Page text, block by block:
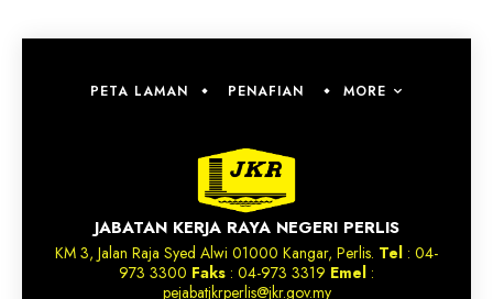
PETA LAMAN PENAFIAN MORE
JABATAN KERJA RAYA NEGERI PERLIS
KM 3, Jalan Raja Syed Alwi 01000 Kangar, Perlis. Tel : 04-
973 3300 Faks : 04-973 3319 Emel :
pejabatjkrperlis@jkr.gov.my